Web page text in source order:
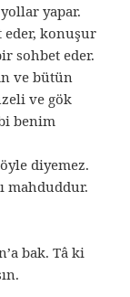
yapar.
eder, konuşur
sohbet eder.
ve bütün
ve gök
benim
diyemez.
mahduddur.
bak. Tâ ki